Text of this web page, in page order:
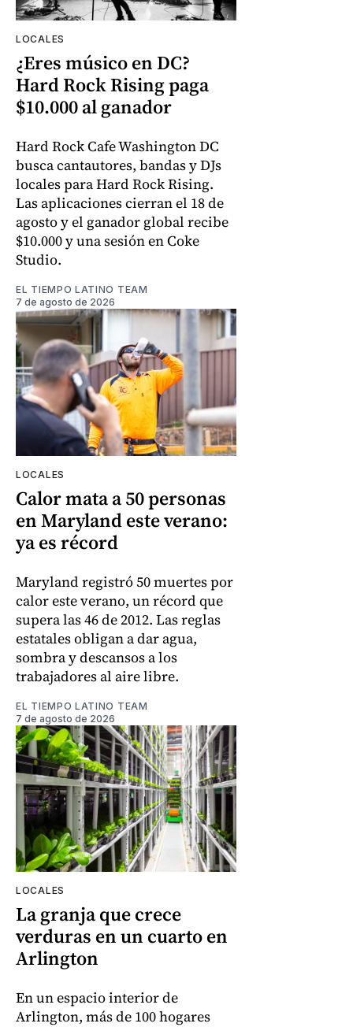
LOCALES
¿Eres músico en DC?
Hard Rock Rising paga
$10.000 al ganador
Hard Rock Cafe Washington DC
busca cantautores, bandas y DJs
locales para Hard Rock Rising.
Las aplicaciones cierran el 18 de
agosto y el ganador global recibe
$10.000 y una sesión en Coke
Studio.
EL TIEMPO LATINO TEAM
7 de agosto de 2026
LOCALES
Calor mata a 50 personas
en Maryland este verano:
ya es récord
Maryland registró 50 muertes por
calor este verano, un récord que
supera las 46 de 2012. Las reglas
estatales obligan a dar agua,
sombra y descansos a los
trabajadores al aire libre.
EL TIEMPO LATINO TEAM
7 de agosto de 2026
LOCALES
La granja que crece
verduras en un cuarto en
Arlington
En un espacio interior de
Arlington, más de 100 hogares